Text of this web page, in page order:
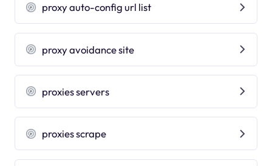
proxy auto-config url list
proxy avoidance site
proxies servers
proxies scrape